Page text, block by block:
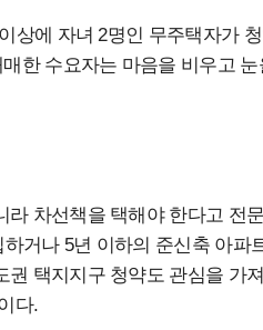
상에 자녀 2명인 무주택자가
한 수요자는 마음을 비우고 눈
차선책을 택해야 한다고 전
거나 5년 이하의 준신축 아파
택지지구 청약도 관심을 가
다.